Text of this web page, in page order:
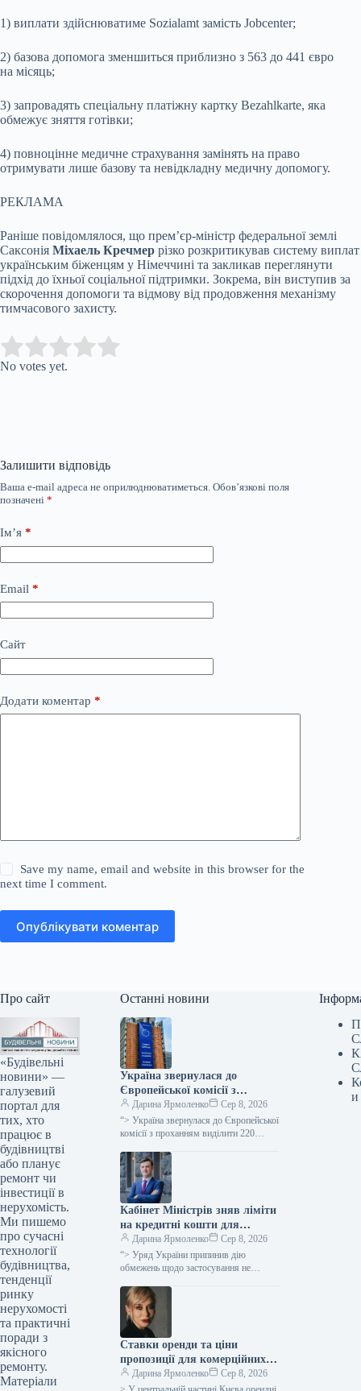
1) виплати здійснюватиме Sozialamt замість Jobcenter;
2) базова допомога зменшиться приблизно з 563 до 441 євро
на місяць;
3) запровадять спеціальну платіжну картку Bezahlkarte, яка
обмежує зняття готівки;
4) повноцінне медичне страхування замінять на право
отримувати лише базову та невідкладну медичну допомогу.
РЕКЛАМА
Раніше повідомлялося, що прем’єр-міністр федеральної землі
Саксонія Міхаель Кречмер різко розкритикував систему виплат
українським біженцям у Німеччині та закликав переглянути
підхід до їхньої соціальної підтримки. Зокрема, він виступив за
скорочення допомоги та відмову від продовження механізму
тимчасового захисту.
Rate this item:
No votes yet.
Залишити відповідь
Ваша e-mail адреса не оприлюднюватиметься. Обов’язкові поля
позначені *
Ім’я *
Email *
Сайт
Додати коментар *
Save my name, email and website in this browser for the
next time I comment.
Опублікувати коментар
Про сайт
«Будівельні
новини» —
галузевий
портал для
тих, хто
працює в
будівництві
або планує
ремонт чи
інвестиції в
нерухомість.
Ми пишемо
про сучасні
технології
будівництва,
тенденції
ринку
нерухомості
та практичні
поради з
якісного
ремонту.
Матеріали
Останні новини
Україна звернулася до
Європейської комісії з
проханням надати 220
мільйонів євро для допомоги
аграрному сектору у зв’язку
Дарина Ярмоленко
Сер 8, 2026
“> Україна звернулася до Європейської
комісії з проханням виділити 220
допомоги для компенсації відсотків за
кредитами малим…
Кабінет Міністрів зняв ліміти
на кредитні кошти для
сільськогосподарських
підприємств в межах
програми “5-7-9%”
Дарина Ярмоленко
Сер 8, 2026
“> Уряд України припинив дію
обмежень щодо застосування не
забезпечення обіговими коштами
сільгоспвиробників у…
Ставки оренди та ціни
пропозиції для комерційних
площ у центральному Києві
знизилися вдвічі порівняно з
Дарина Ярмоленко
Сер 8, 2026
и